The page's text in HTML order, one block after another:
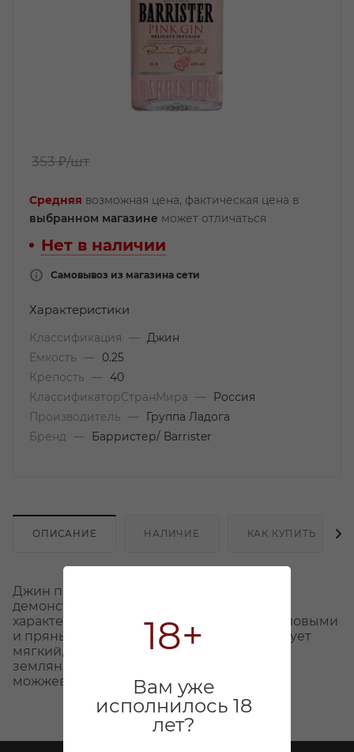
18+
Вам уже
исполнилось 18
лет?
353 ₽/шт
Средняя возможная цена, фактическая цена в
выбранном магазине может отличаться
Нет в наличии
Самовывоз из магазина сети
Характеристики
Классификация —
Джин
Емкость
—
0.25
Крепость
— 40
КлассификаторСтранМира
—
Россия
Производитель
—
Группа Ладога
Бренд
— Барристер/ Barrister
ОПИСАНИЕ НАЛИЧИЕ КАК КУПИТЬ
Джин приятного розового цвета. Джин
демонстрирует гармоничный аромат с
характерными земляничными, можжевеловыми
и пряными оттенками. Джин демонстрирует
мягкий, элегантный вкус с оттенками
земляники, апельсиновой цедры,
можжевельника и пряностей.